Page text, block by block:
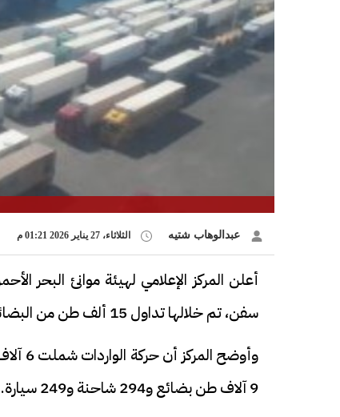
عبدالوهاب شتيه الثلاثاء، 27 يناير 2026 01:21 م
سفن، تم خلالها تداول 15 ألف طن من البضائع العامة والمتنوعة، إلى جانب 798 شاحنة و319 سيارة.
9 آلاف طن بضائع و294 شاحنة و249 سيارة.